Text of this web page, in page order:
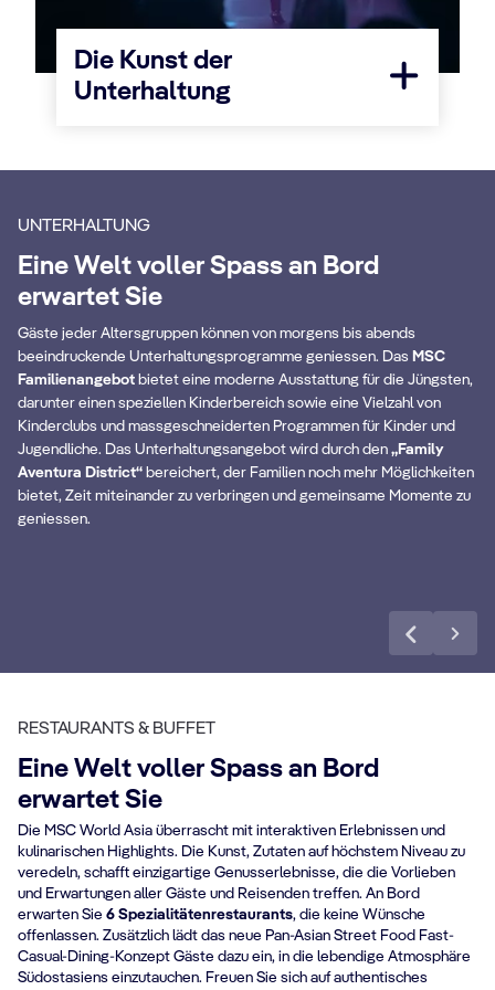
Die Kunst der
Unterhaltung
UNTERHALTUNG
Eine Welt voller Spass an Bord
erwartet Sie
Gäste jeder Altersgruppen können von morgens bis abends
beeindruckende Unterhaltungsprogramme geniessen. Das MSC
Familienangebot bietet eine moderne Ausstattung für die Jüngsten,
darunter einen speziellen Kinderbereich sowie eine Vielzahl von
Kinderclubs und massgeschneiderten Programmen für Kinder und
Jugendliche. Das Unterhaltungsangebot wird durch den „Family
Aventura District“ bereichert, der Familien noch mehr Möglichkeiten
bietet, Zeit miteinander zu verbringen und gemeinsame Momente zu
geniessen.
The Clubhouse
Ein spannender Ort, an dem Familien
gemeinsam energiegeladene Unterhaltung
geniessen können.
RESTAURANTS & BUFFET
Eine Welt voller Spass an Bord
erwartet Sie
Die MSC World Asia überrascht mit interaktiven Erlebnissen und
kulinarischen Highlights. Die Kunst, Zutaten auf höchstem Niveau zu
veredeln, schafft einzigartige Genusserlebnisse, die die Vorlieben
und Erwartungen aller Gäste und Reisenden treffen. An Bord
erwarten Sie 6 Spezialitätenrestaurants, die keine Wünsche
offenlassen. Zusätzlich lädt das neue Pan-Asian Street Food Fast-
Casual-Dining-Konzept Gäste dazu ein, in die lebendige Atmosphäre
Südostasiens einzutauchen. Freuen Sie sich auf authentisches